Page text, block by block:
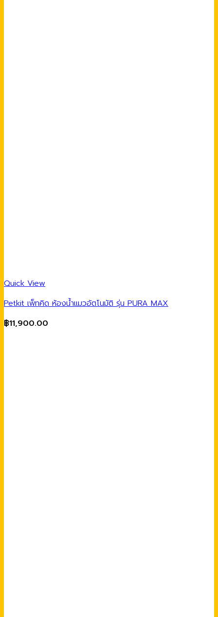
Quick View
Petkit เพ็ทคิด ห้องน้ำแมวอัตโนมัติ รุ่น PURA MAX
฿11,900.00